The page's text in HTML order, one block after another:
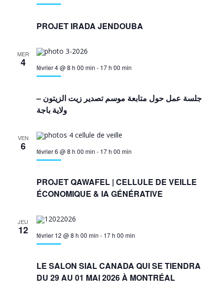
PROJET IRADA JENDOUBA
MER
4 février 4 @ 8 h 00 min - 17 h 00 min
جلسة عمل حول متابعة موسم تصدير زيت الزيتون –
ولاية باجة
VEN
6 février 6 @ 8 h 00 min - 17 h 00 min
PROJET QAWAFEL | CELLULE DE VEILLE
ÉCONOMIQUE & IA GÉNÉRATIVE
JEU
12 février 12 @ 8 h 00 min - 17 h 00 min
LE SALON SIAL CANADA QUI SE TIENDRA
DU 29 AU 01 MAI 2026 À MONTRÉAL